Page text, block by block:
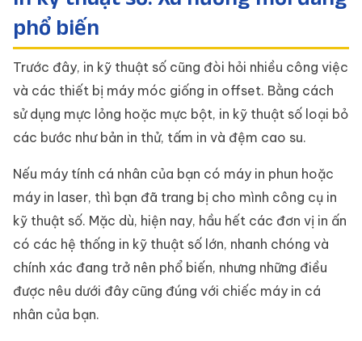
phổ biến
Trước đây, in kỹ thuật số cũng đòi hỏi nhiều công việc
và các thiết bị máy móc giống in offset. Bằng cách
sử dụng mực lỏng hoặc mực bột, in kỹ thuật số loại bỏ
các bước như bản in thử, tấm in và đệm cao su.
Nếu máy tính cá nhân của bạn có máy in phun hoặc
máy in laser, thì bạn đã trang bị cho mình công cụ in
kỹ thuật số. Mặc dù, hiện nay, hầu hết các đơn vị in ấn
có các hệ thống in kỹ thuật số lớn, nhanh chóng và
chính xác đang trở nên phổ biến, nhưng những điều
được nêu dưới đây cũng đúng với chiếc máy in cá
nhân của bạn.